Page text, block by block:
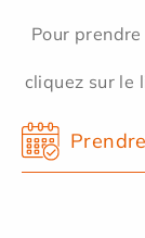
Pour
cliquez sur le